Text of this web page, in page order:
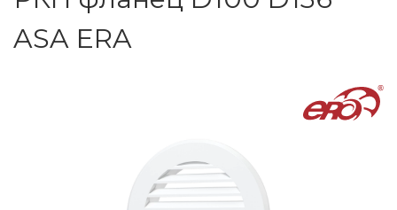
ASA ERA